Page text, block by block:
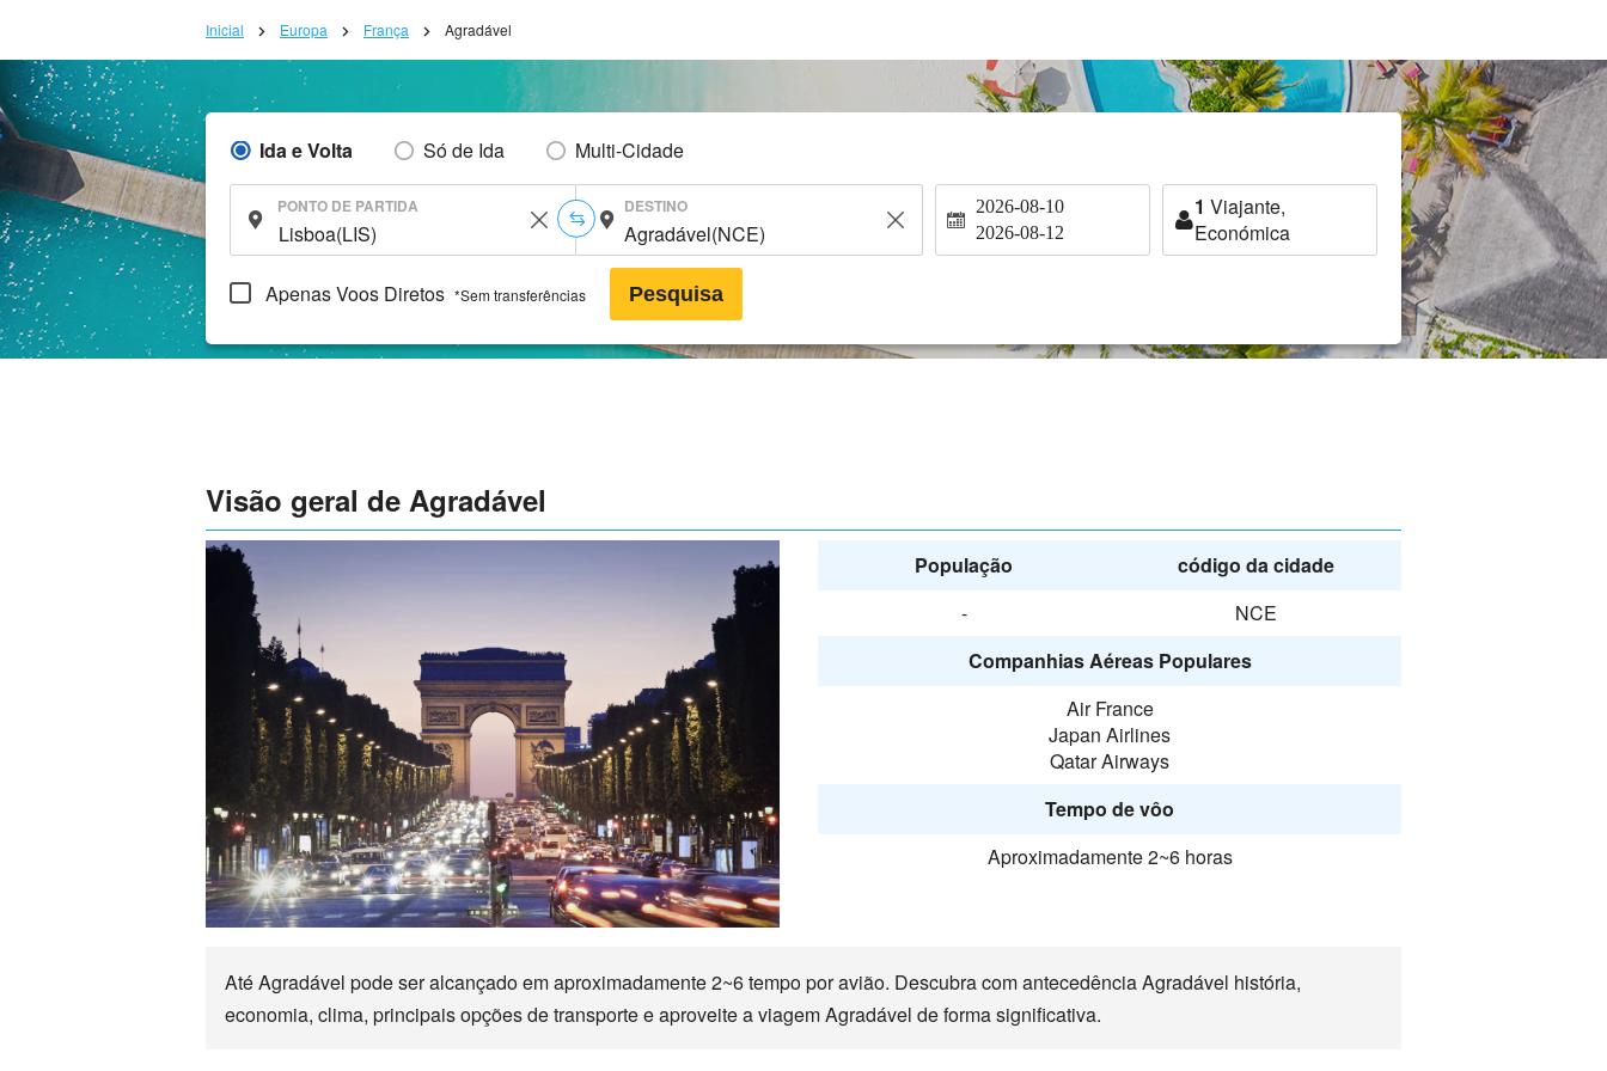
Inicial Europa França Agradável
Ida e Volta Só de Ida Multi-Cidade
PONTO DE PARTIDA DESTINO 2026-08-10
2026-08-12
1 Viajante,
Económica
Apenas Voos Diretos *Sem transferências Pesquisa
Visão geral de Agradável
População
código da cidade
-
NCE
Companhias Aéreas Populares
Air France
Japan Airlines
Qatar Airways
Tempo de vôo
Aproximadamente 2~6 horas
Até Agradável pode ser alcançado em aproximadamente 2~6 tempo por avião. Descubra com antecedência Agradável história,
economia, clima, principais opções de transporte e aproveite a viagem Agradável de forma significativa.